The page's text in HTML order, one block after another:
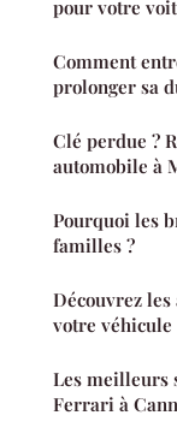
pour votre
Comment
prolonger sa
Clé perdue ?
automobile à
Pourquoi les
familles ?
Découvrez les
votre véhicule
Les meilleurs
Ferrari à